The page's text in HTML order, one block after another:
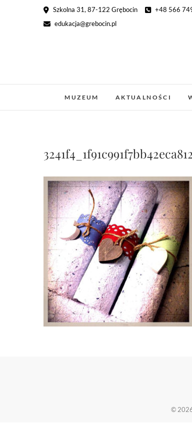
Szkolna 31, 87-122 Grębocin
+48 566
edukacja@grebocin.pl
MUZEUM AKTUALNOŚCI
©